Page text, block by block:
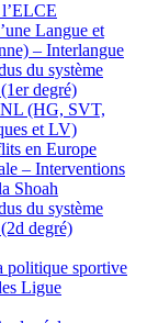
Langue et
– Interlangue
du système
degré)
(HG, SVT,
et LV)
en Europe
– Interventions
Shoah
du système
degré)
politique sportive
Ligue